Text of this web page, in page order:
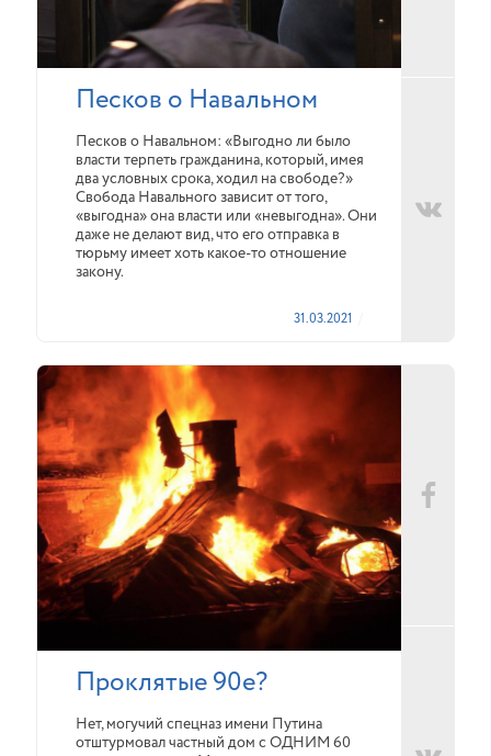
Песков о Навальном
Песков о Навальном: «Выгодно ли было
власти терпеть гражданина, который, имея
два условных срока, ходил на свободе?»
Свобода Навального зависит от того,
«выгодна» она власти или «невыгодна». Они
даже не делают вид, что его отправка в
тюрьму имеет хоть какое-то отношение
закону.
31.03.2021
Проклятые 90е?
Нет, могучий спецназ имени Путина
отштурмовал частный дом с ОДНИМ 60